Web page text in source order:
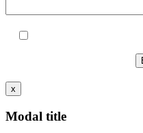
x
Modal title